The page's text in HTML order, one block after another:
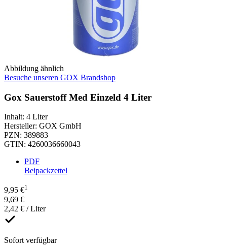
Abbildung ähnlich
Besuche unseren GOX Brandshop
Gox Sauerstoff Med Einzeld 4 Liter
Inhalt: 4 Liter
Hersteller: GOX GmbH
PZN: 389883
GTIN: 4260036660043
PDF
Beipackzettel
9,95 €1
9,69 €
2,42 € / Liter
Sofort verfügbar